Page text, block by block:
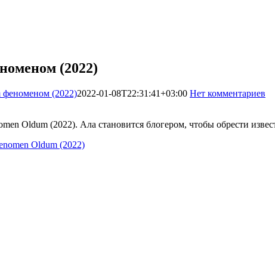
(2022)
феноменом (2022)2022-01-08T22:31:41+03:00 Нет комментариев
Oldum (2022). Ала становится блогером, чтобы обрести